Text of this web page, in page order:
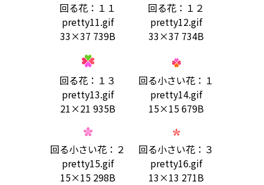
回る花：１１
pretty11.gif
33×37 739B
回る花：１２
pretty12.gif
33×37 734B
回る花：１３
pretty13.gif
21×21 935B
回る小さい花：１
pretty14.gif
15×15 679B
回る小さい花：２
pretty15.gif
15×15 298B
回る小さい花：３
pretty16.gif
13×13 271B